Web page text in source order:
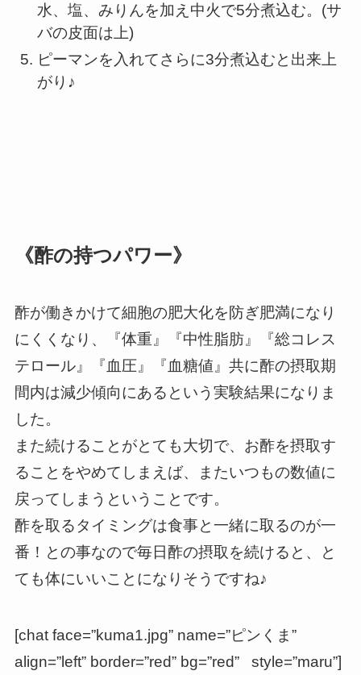
水、塩、みりんを加え中火で5分煮込む。(サ
バの皮面は上)
ピーマンを入れてさらに3分煮込むと出来上
がり♪
《酢の持つパワー》
酢が働きかけて細胞の肥大化を防ぎ肥満になり
にくくなり、『体重』『中性脂肪』『総コレス
テロール』『血圧』『血糖値』共に酢の摂取期
間内は減少傾向にあるという実験結果になりま
した。
また続けることがとても大切で、お酢を摂取す
ることをやめてしまえば、またいつもの数値に
戻ってしまうということです。
酢を取るタイミングは食事と一緒に取るのが一
番！との事なので毎日酢の摂取を続けると、と
ても体にいいことになりそうですね♪
[chat face=”kuma1.jpg” name=”ピンくま”
align=”left” border=”red” bg=”red” style=”maru”]